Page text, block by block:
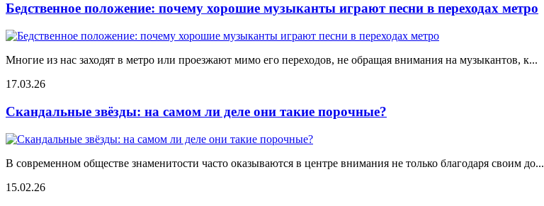
Бедственное положение: почему хорошие музыканты играют песни в переходах метро
Многие из нас заходят в метро или проезжают мимо его переходов, не обращая внимания на музыкантов, к...
17.03.26
Скандальные звёзды: на самом ли деле они такие порочные?
В современном обществе знаменитости часто оказываются в центре внимания не только благодаря своим до...
15.02.26